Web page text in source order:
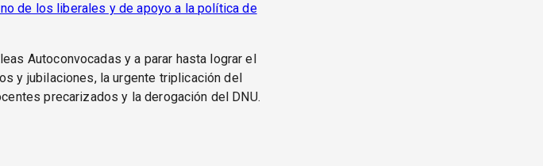
de los liberales y de apoyo a la política de
Autoconvocadas y a parar hasta lograr el
y jubilaciones, la urgente triplicación del
precarizados y la derogación del DNU.